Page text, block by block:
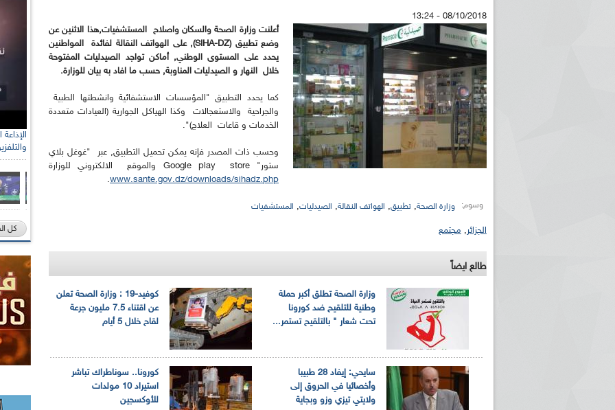
08/10/2018 - 13:24
أعلنت وزارة الصحة والسكان واصلاح المستشفيات,هذا الاثنين عن
وضع تطبيق (SIHA-DZ), على الهواتف النقالة لفائدة المواطنين
يحدد على المستوى الوطني, أماكن تواجد الصيدليات المفتوحة
خلال النهار و الصيدليات المناوبة, حسب ما افاد به بيان للوزارة.
كما يحدد التطبيق "المؤسسات الاستشفائية وانشطتها الطبية
والجراحية والاستعجالات وكذا الهياكل الجوارية (العيادات متعددة
الخدمات و قاعات العلاج)".
وحسب ذات المصدر فإنه يمكن تحميل التطبيق, عبر "غوغل بلاي
ستور" Google play store والموقع الالكتروني للوزارة
www.sante.gov.dz/downloads/sihadz.php
.
وسوم: وزارة الصحة, تطبيق, الهواتف النقالة, الصيدليات, المستشفيات
الجزائر, مجتمع
طالع ايضاً
كوفيد-19 : وزارة الصحة تعلن
عن اقتناء 7.5 مليون جرعة
لقاح خلال 5 أيام
وزارة الصحة تطلق أكبر حملة
وطنية للتلقيح ضد كورونا
تحت شعار " بالتلقيح تستمر...
كورونا.. سوناطراك تباشر
استيراد 10 مولدات
للأوكسجين
سايحي: إيفاد 28 طبيبا
وأخصائيا في الحروق إلى
ولايتي تيزي وزو وبجاية
كل